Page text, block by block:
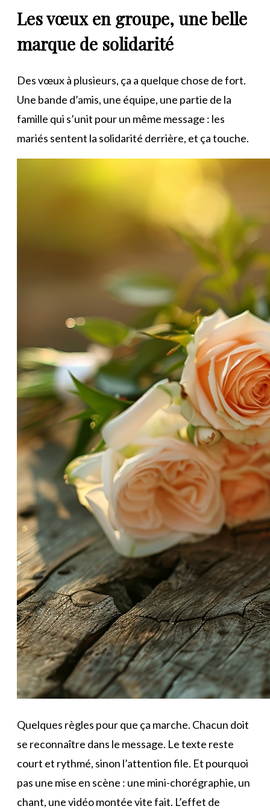
Les vœux en groupe, une belle
marque de solidarité
Des vœux à plusieurs, ça a quelque chose de fort.
Une bande d’amis, une équipe, une partie de la
famille qui s’unit pour un même message : les
mariés sentent la solidarité derrière, et ça touche.
Quelques règles pour que ça marche. Chacun doit
se reconnaître dans le message. Le texte reste
court et rythmé, sinon l’attention file. Et pourquoi
pas une mise en scène : une mini-chorégraphie, un
chant, une vidéo montée vite fait. L’effet de